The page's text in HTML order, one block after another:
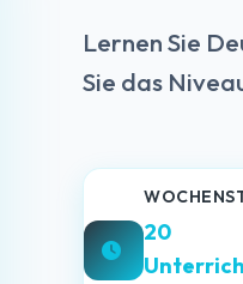
Lernen Sie
Sie das
20